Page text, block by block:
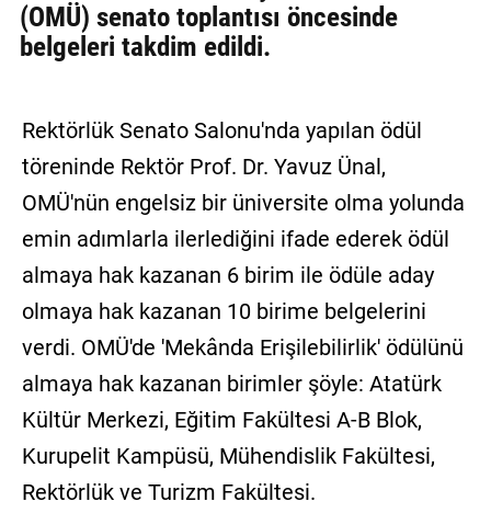
Sözleşmesi
Kullanıcı
(OMÜ) senato toplantısı öncesinde
belgeleri takdim edildi.
Rektörlük Senato Salonu'nda yapılan ödül
töreninde Rektör Prof. Dr. Yavuz Ünal,
OMÜ'nün engelsiz bir üniversite olma yolunda
emin adımlarla ilerlediğini ifade ederek ödül
almaya hak kazanan 6 birim ile ödüle aday
olmaya hak kazanan 10 birime belgelerini
verdi. OMÜ'de 'Mekânda Erişilebilirlik' ödülünü
almaya hak kazanan birimler şöyle: Atatürk
Kültür Merkezi, Eğitim Fakültesi A-B Blok,
Kurupelit Kampüsü, Mühendislik Fakültesi,
Rektörlük ve Turizm Fakültesi.